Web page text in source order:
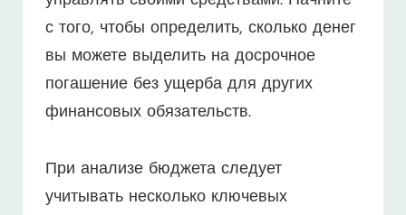
с того, чтобы определить, сколько денег
вы можете выделить на досрочное
погашение без ущерба для других
финансовых обязательств.
При анализе бюджета следует
учитывать несколько ключевых